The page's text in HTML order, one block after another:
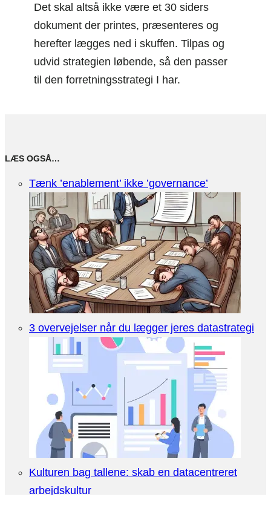
Det skal altså ikke være et 30 siders
dokument der printes, præsenteres og
herefter lægges ned i skuffen. Tilpas og
udvid strategien løbende, så den passer
til den forretningsstrategi I har.
LÆS OGSÅ…
Tænk ’enablement’ ikke ’governance’
3 overvejelser når du lægger jeres datastrategi
Kulturen bag tallene: skab en datacentreret
arbejdskultur